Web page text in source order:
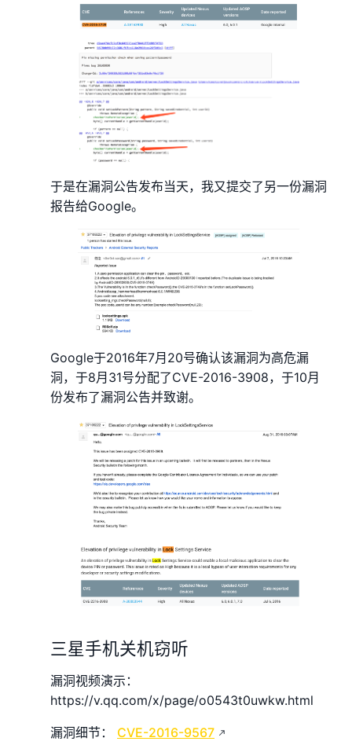
于是在漏洞公告发布当天，我又提交了另一份漏洞
报告给Google。
Google于2016年7月20号确认该漏洞为高危漏
洞，于8月31号分配了CVE-2016-3908，于10月
份发布了漏洞公告并致谢。
三星手机关机窃听
漏洞视频演示：
https://v.qq.com/x/page/o0543t0uwkw.html
漏洞细节： CVE-2016-9567